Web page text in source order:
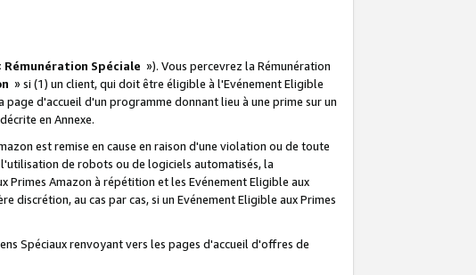
Rémunération Spéciale »). Vous percevrez la Rémunération
» si (1) un client, qui doit être éligible à l'Evénement Eligible
d'accueil d'un programme donnant lieu à une prime sur un
en Annexe.
est remise en cause en raison d'une violation ou de toute
de robots ou de logiciels automatisés, la
Primes Amazon à répétition et les Evénement Eligible aux
discrétion, au cas par cas, si un Evénement Eligible aux Primes
Spéciaux renvoyant vers les pages d'accueil d'offres de